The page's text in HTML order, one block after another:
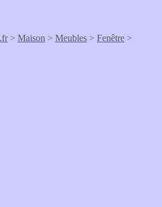
> Maison > Meubles > Fenêtre >